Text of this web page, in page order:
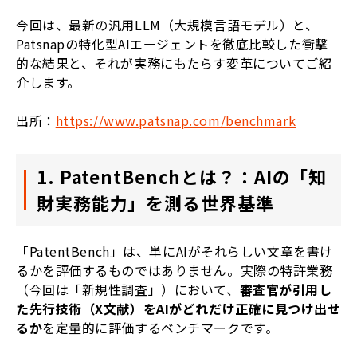
今回は、最新の汎用LLM（大規模言語モデル）と、
Patsnapの特化型AIエージェントを徹底比較した衝撃
的な結果と、それが実務にもたらす変革についてご紹
介します。
出所： https://www.patsnap.com/benchmark
1. PatentBenchとは？：AIの「知
財実務能力」を測る世界基準
「PatentBench」は、単にAIがそれらしい文章を書け
るかを評価するものではありません。実際の特許業務
（今回は「新規性調査」）において、 審査官が引用し
た先行技術（X文献）をAIがどれだけ正確に見つけ出せ
るかを定量的に評価するベンチマークです。